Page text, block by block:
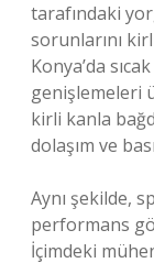
tarafındaki
sorunlarını
Konya’da
genişlemeleri
kirli kanla
dolaşım ve
Aynı şekilde,
performans
İçimdeki